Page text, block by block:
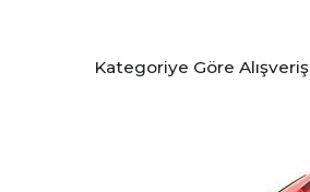
Kategoriye Göre Alışveriş